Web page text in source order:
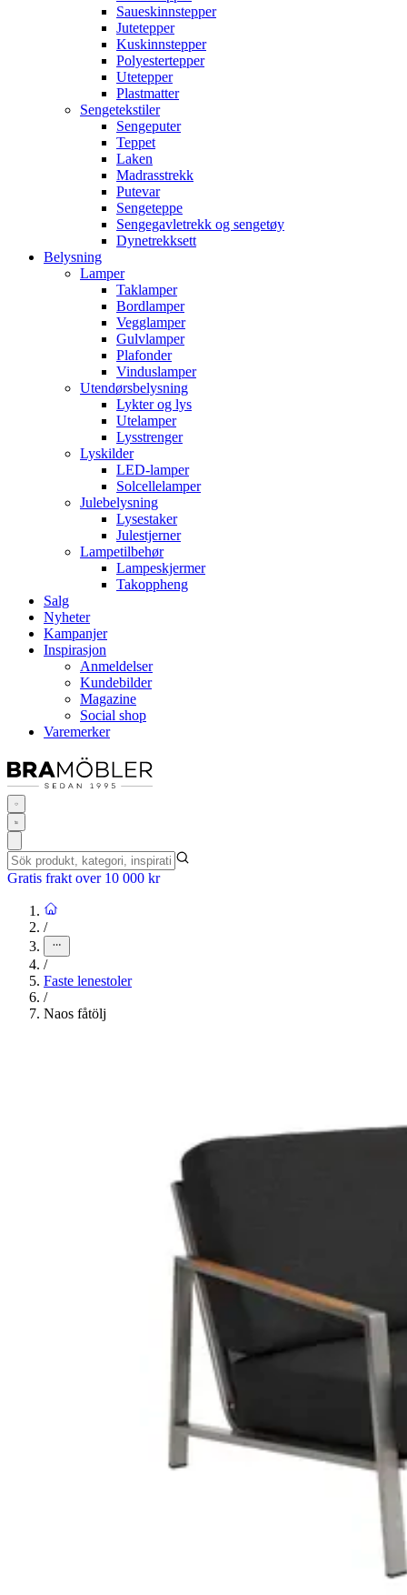
Saueskinnstepper
Jutetepper
Kuskinnstepper
Polyestertepper
Utetepper
Plastmatter
Sengetekstiler
Sengeputer
Teppet
Laken
Madrasstrekk
Putevar
Sengeteppe
Sengegavletrekk og sengetøy
Dynetrekksett
Belysning
Lamper
Taklamper
Bordlamper
Vegglamper
Gulvlamper
Plafonder
Vinduslamper
Utendørsbelysning
Lykter og lys
Utelamper
Lysstrenger
Lyskilder
LED-lamper
Solcellelamper
Julebelysning
Lysestaker
Julestjerner
Lampetilbehør
Lampeskjermer
Takoppheng
Salg
Nyheter
Kampanjer
Inspirasjon
Anmeldelser
Kundebilder
Magazine
Social shop
Varemerker
Gratis frakt over 10 000 kr
/
/
Faste lenestoler
/
Naos fåtölj